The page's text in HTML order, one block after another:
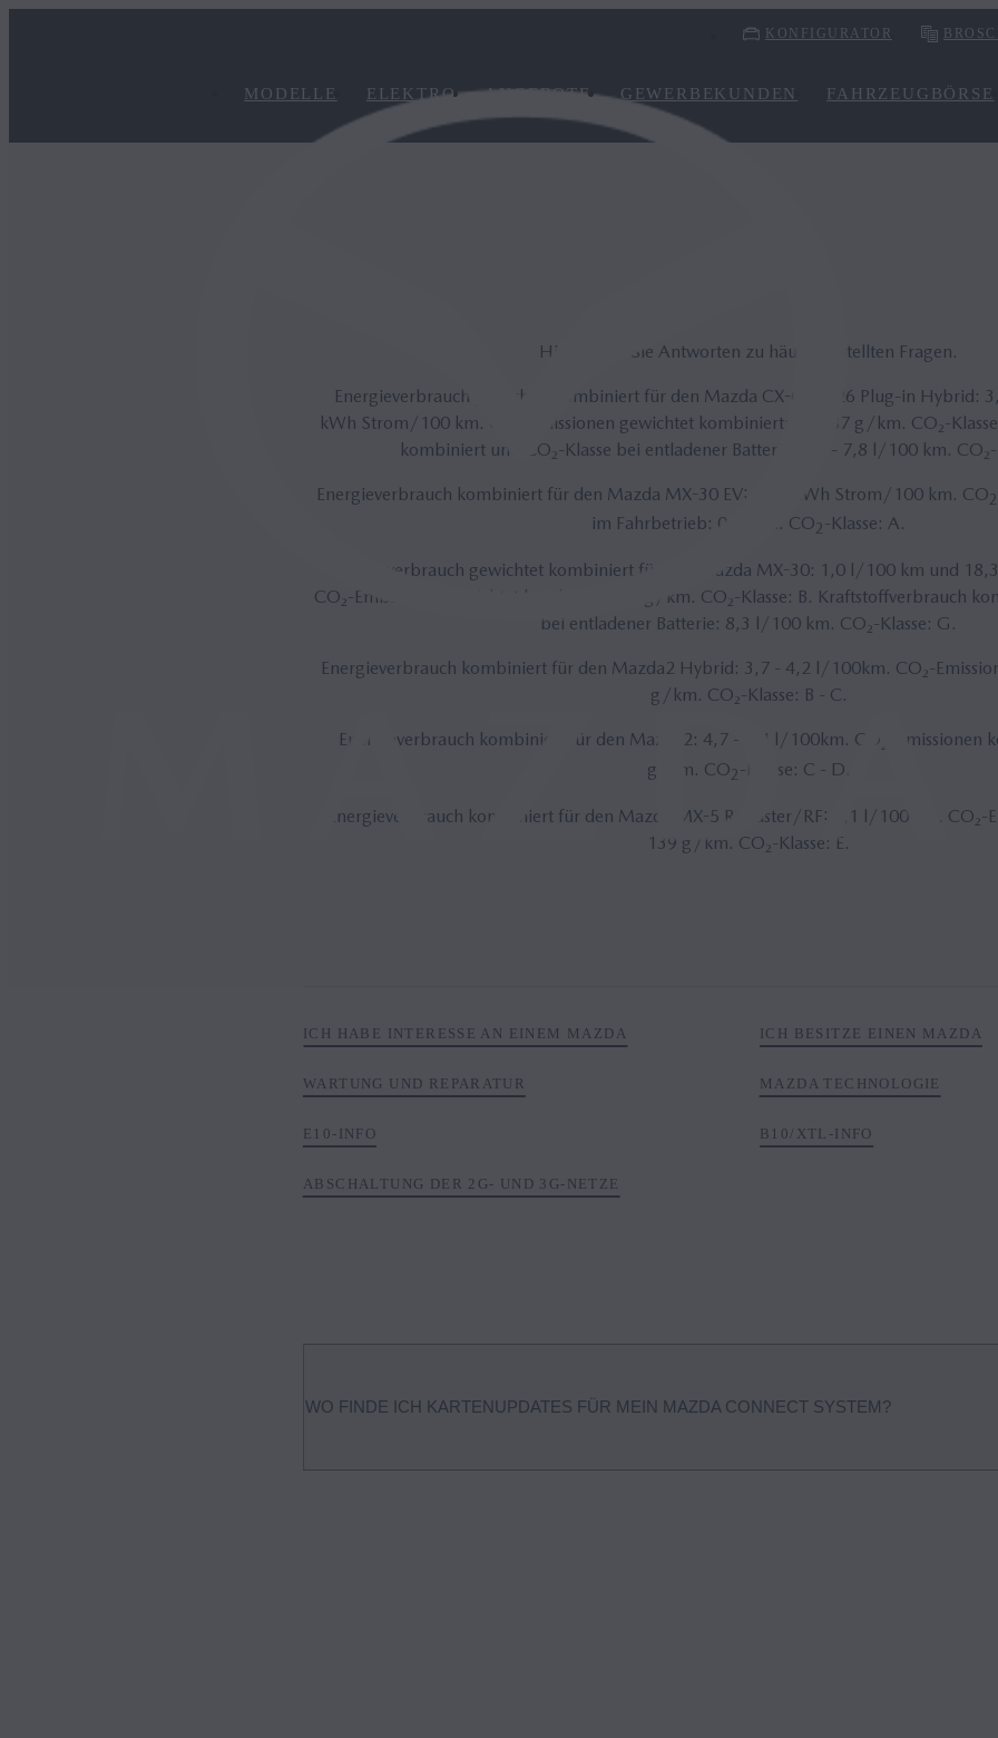
KONFIGURATOR
MODELLE ELEKTRO ANGEBOTE GEWERBEKUNDEN FAHRZEUGBÖRSE
Hier finden Sie Antworten zu häufig gestellten Fragen.
Energieverbrauch gewichtet kombiniert für den Mazda CX-60 2026 Plug-in Hybrid:
kWh Strom/100 km. CO₂-Emissionen gewichtet kombiniert: 85 - 87 g/km. CO₂-
kombiniert und CO₂-Klasse bei entladener Batterie: 7,7 - 7,8 l/100 km. CO₂-
Energieverbrauch kombiniert für den Mazda MX-30 EV: 17,9 kWh Strom/100 km. CO2
im Fahrbetrieb: 0 g/km. CO2-Klasse: A.
Energieverbrauch gewichtet kombiniert für den Mazda MX-30: 1,0 l/100 km und
CO₂-Emissionen gewichtet kombiniert: 22 g/km. CO₂-Klasse: B. Kraftstoffverbrauch
bei entladener Batterie: 8,3 l/100 km. CO₂-Klasse: G.
Energieverbrauch kombiniert für den Mazda2 Hybrid: 3,7 - 4,2 l/100km. CO₂-
g/km. CO₂-Klasse: B - C.
Energieverbrauch kombiniert für den Mazda2: 4,7 - 5,4 l/100km. CO2
-
g/km. CO2-Klasse: C - D.
Energieverbrauch kombiniert für den Mazda MX-5 Roadster/RF: 6,1 l/100 km. CO₂-
139 g/km. CO₂-Klasse: E.
ICH HABE INTERESSE AN EINEM MAZDA ICH BESITZE EINEN MAZDA
WARTUNG UND REPARATUR MAZDA TECHNOLOGIE
E10-INFO B10/XTL-INFO
ABSCHALTUNG DER 2G- UND 3G-NETZE
WO FINDE ICH KARTENUPDATES FÜR MEIN MAZDA CONNECT SYSTEM?